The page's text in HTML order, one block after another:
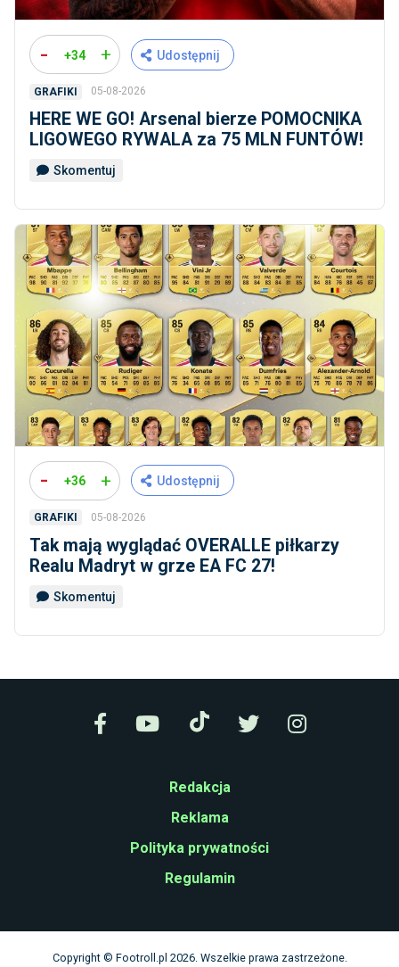
- +34 + Udostępnij
GRAFIKI 05-08-2026
HERE WE GO! Arsenal bierze POMOCNIKA
LIGOWEGO RYWALA za 75 MLN FUNTÓW!
Skomentuj
- +36 + Udostępnij
GRAFIKI 05-08-2026
Tak mają wyglądać OVERALLE piłkarzy
Realu Madryt w grze EA FC 27!
Skomentuj
Redakcja
Reklama
Polityka prywatności
Regulamin
Copyright © Footroll.pl 2026. Wszelkie prawa zastrzeżone.